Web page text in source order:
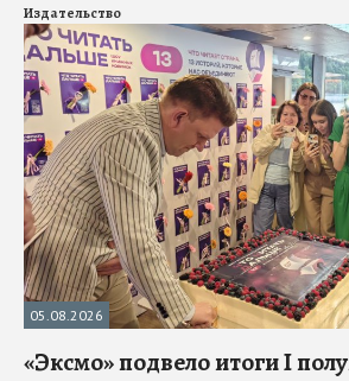
Издательство
05.08.2026
«Эксмо» подвело итоги I